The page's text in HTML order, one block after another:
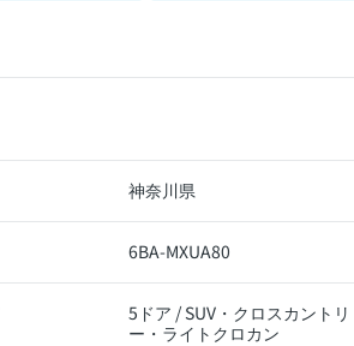
神奈川県
6BA-MXUA80
5ドア / SUV・クロスカントリ
ー・ライトクロカン